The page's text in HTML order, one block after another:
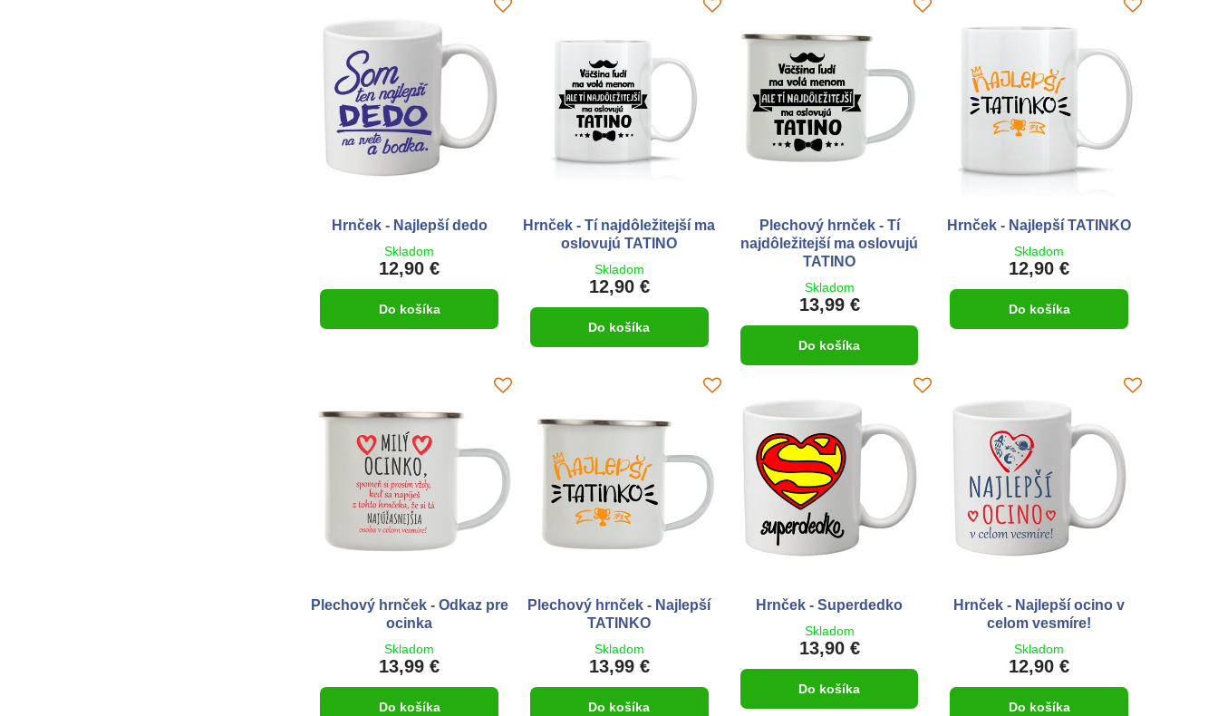
Hrnček - Najlepší dedo
Skladom
12,90 €
Do košíka
Hrnček - Tí najdôležitejší ma
oslovujú TATINO
Skladom
12,90 €
Do košíka
Plechový hrnček - Tí
najdôležitejší ma oslovujú
TATINO
Skladom
13,99 €
Do košíka
Hrnček - Najlepší TATINKO
Skladom
12,90 €
Do košíka
Plechový hrnček - Odkaz pre
ocinka
Skladom
13,99 €
Do košíka
Plechový hrnček - Najlepší
TATINKO
Skladom
13,99 €
Do košíka
Hrnček - Superdedko
Skladom
13,90 €
Do košíka
Hrnček - Najlepší ocino v
celom vesmíre!
Skladom
12,90 €
Do košíka